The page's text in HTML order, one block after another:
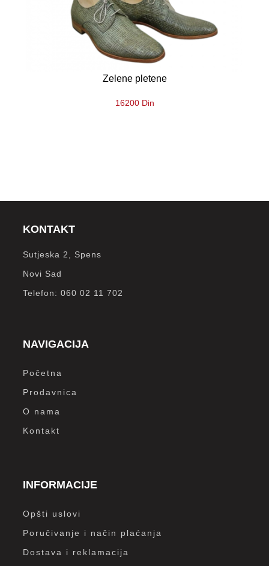
Zelene pletene
16200 Din
KONTAKT
Sutjeska 2, Spens
Novi Sad
Telefon: 060 02 11 702
NAVIGACIJA
Početna
Prodavnica
O nama
Kontakt
INFORMACIJE
Opšti uslovi
Poručivanje i način plaćanja
Dostava i reklamacija